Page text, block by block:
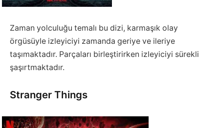
Zaman yolculuğu temalı bu dizi, karmaşık olay
örgüsüyle izleyiciyi zamanda geriye ve ileriye
taşımaktadır. Parçaları birleştirirken izleyiciyi sürekli
şaşırtmaktadır.
Stranger Things